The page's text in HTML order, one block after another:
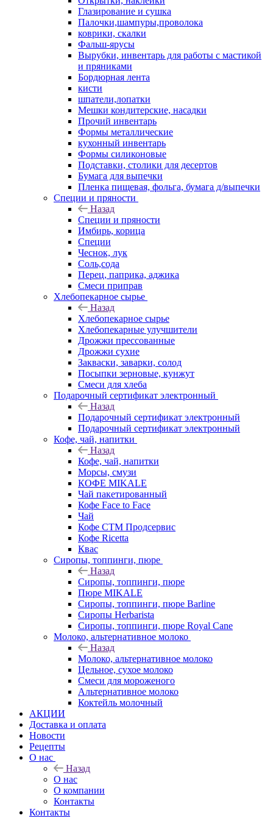
Глазирование и сушка
Палочки,шампуры,проволока
коврики, скалки
Фальш-ярусы
Вырубки, инвентарь для работы с мастикой
и пряниками
Бордюрная лента
кисти
шпатели,лопатки
Мешки кондитерские, насадки
Прочий инвентарь
Формы металлические
кухонный инвентарь
Формы силиконовые
Подставки, столики для десертов
Бумага для выпечки
Пленка пищевая, фольга, бумага д/выпечки
Специи и пряности
Назад
Специи и пряности
Имбирь, корица
Специи
Чеснок, лук
Соль,сода
Перец, паприка, аджика
Смеси приправ
Хлебопекарное сырье
Назад
Хлебопекарное сырье
Хлебопекарные улучшители
Дрожжи прессованные
Дрожжи сухие
Закваски, заварки, солод
Посыпки зерновые, кунжут
Смеси для хлеба
Подарочный сертификат электронный
Назад
Подарочный сертификат электронный
Подарочный сертификат электронный
Кофе, чай, напитки
Назад
Кофе, чай, напитки
Морсы, смузи
КОФЕ MIKALE
Чай пакетированный
Кофе Face to Face
Чай
Кофе СТМ Продсервис
Кофе Ricetta
Квас
Сиропы, топпинги, пюре
Назад
Сиропы, топпинги, пюре
Пюре MIKALE
Сиропы, топпинги, пюре Barline
Сиропы Herbarista
Сиропы, топпинги, пюре Royal Cane
Молоко, альтернативное молоко
Назад
Молоко, альтернативное молоко
Цельное, сухое молоко
Смеси для мороженого
Альтернативное молоко
Коктейль молочный
АКЦИИ
Доставка и оплата
Новости
Рецепты
О нас
Назад
О нас
О компании
Контакты
Контакты